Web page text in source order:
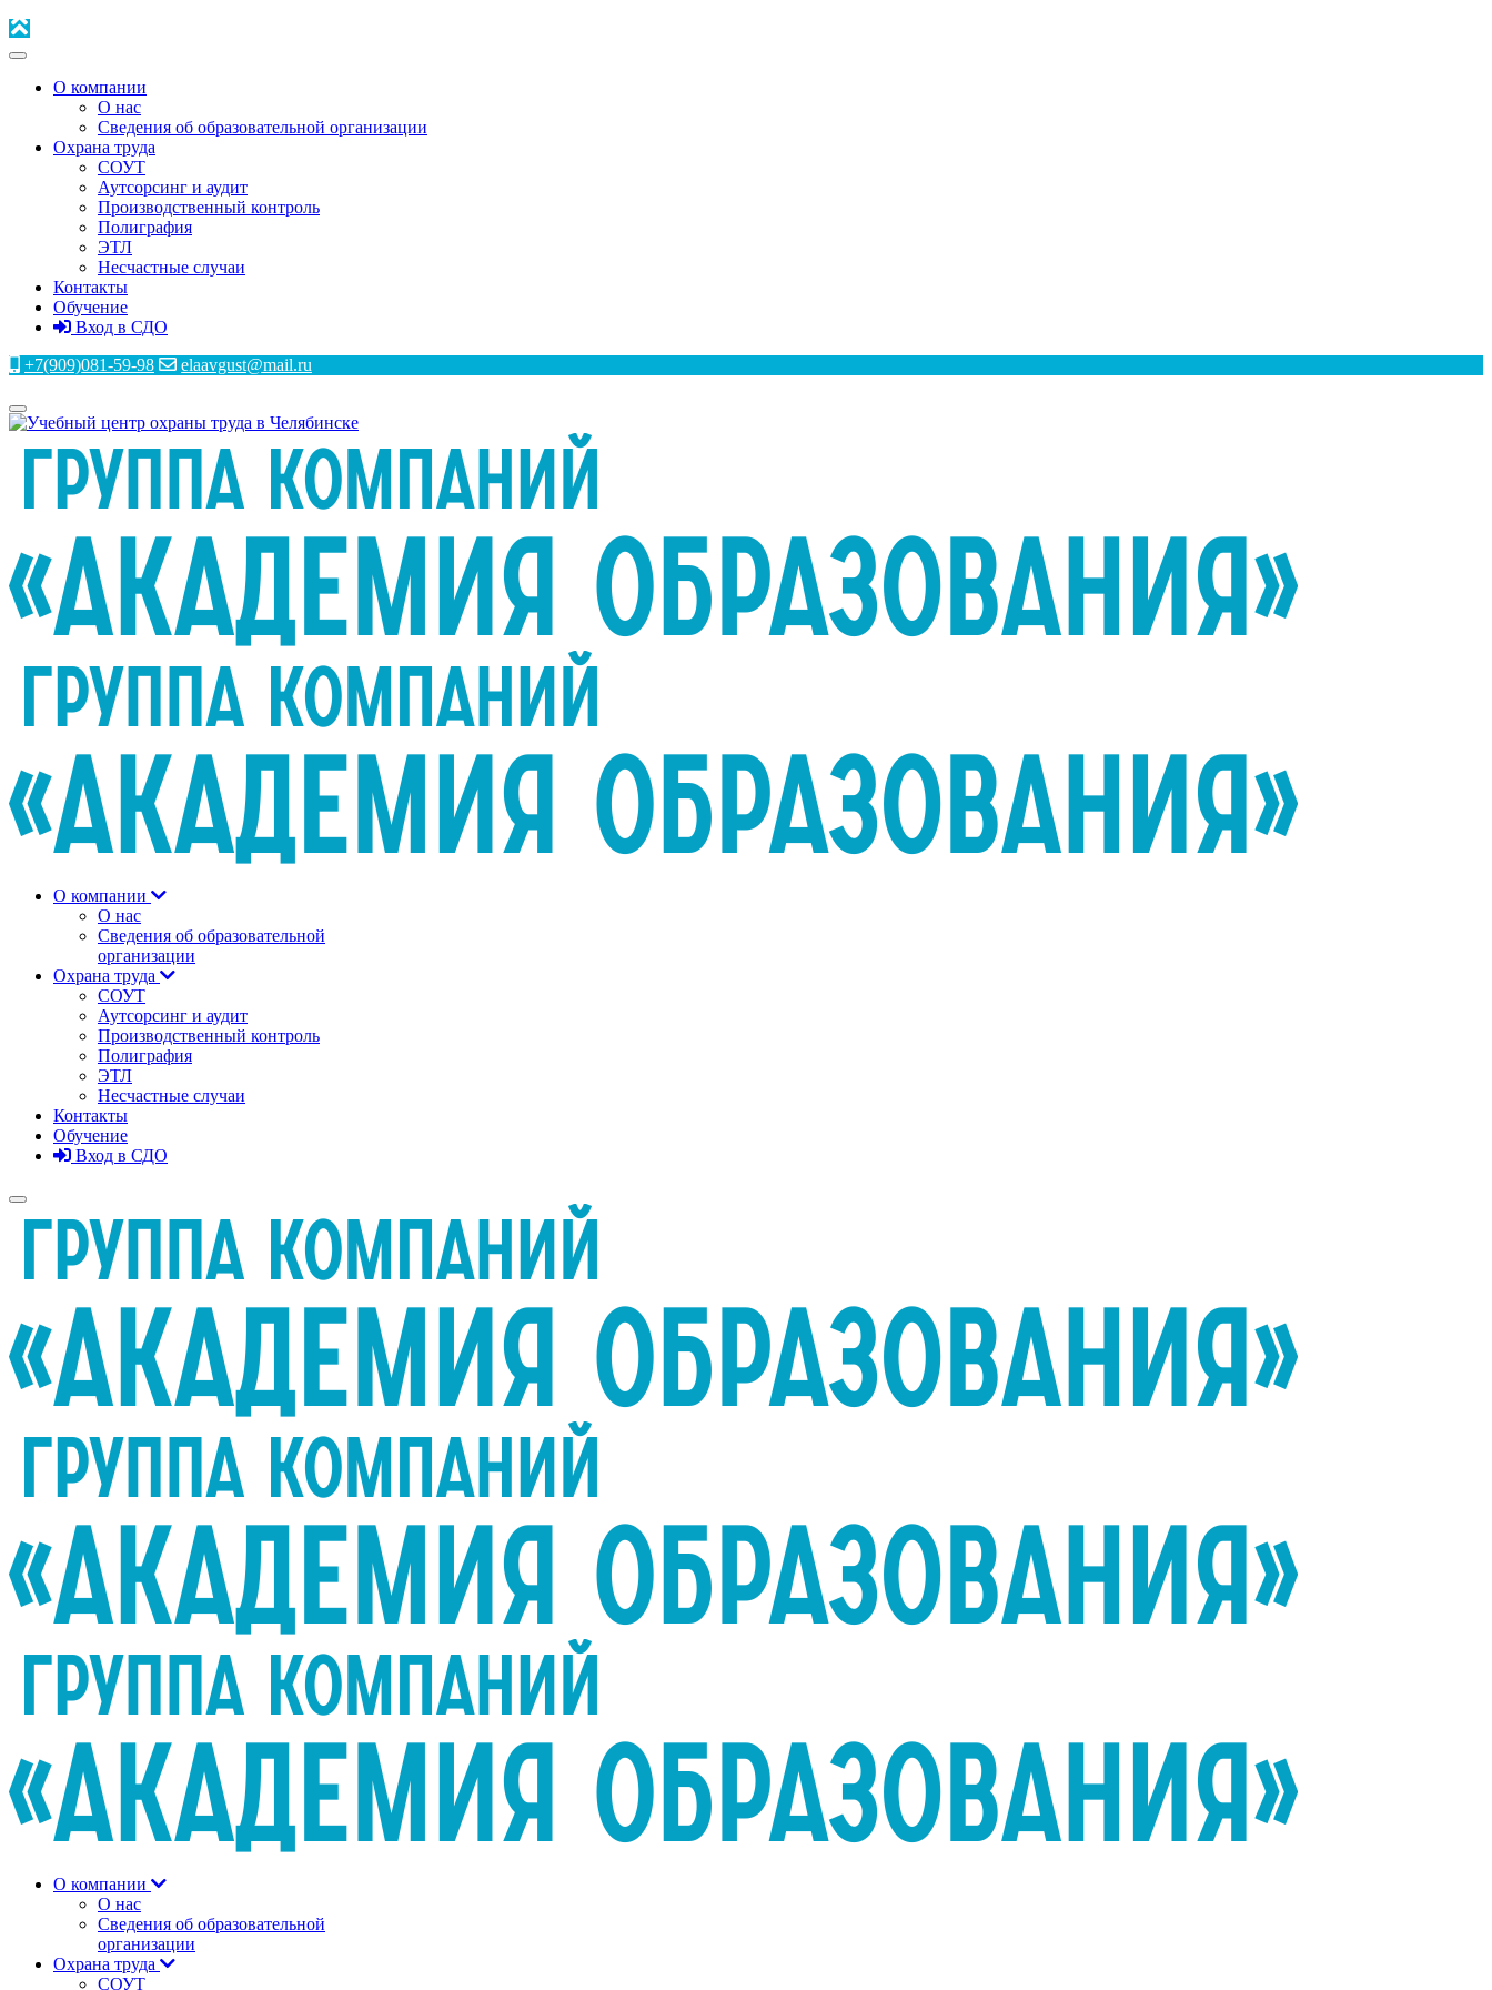
О компании
О нас
Сведения об образовательной организации
Охрана труда
СОУТ
Аутсорсинг и аудит
Производственный контроль
Полиграфия
ЭТЛ
Несчастные случаи
Контакты
Обучение
Вход в СДО
+7(909)081-59-98
elaavgust@mail.ru
О компании
О нас
Сведения об образовательной
организации
Охрана труда
СОУТ
Аутсорсинг и аудит
Производственный контроль
Полиграфия
ЭТЛ
Несчастные случаи
Контакты
Обучение
Вход в СДО
О компании
О нас
Сведения об образовательной
организации
Охрана труда
СОУТ